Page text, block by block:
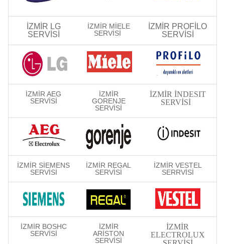
İZMİR LG
SERVİSİ
İZMİR MİELE
SERVİSİ
İZMİR PROFİLO
SERVİSİ
İZMİR AEG
SERVİSİ
İZMİR
GORENJE
SERVİSİ
İZMİR İNDESIT
SERVİSİ
İZMİR SİEMENS
SERVİSİ
İZMİR REGAL
SERVİSİ
İZMİR VESTEL
SERRVİSİ
İZMİR BOSHC
SERVİSİ
İZMİR
ARİSTON
SERVİSİ
İZMİR
ELECTROLUX